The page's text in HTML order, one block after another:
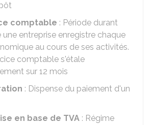
comptable : Période durant
une entreprise enregistre chaque
au cours de ses activités.
comptable s'étale
sur 12 mois
: Dispense du paiement d'un
en base de TVA : Régime